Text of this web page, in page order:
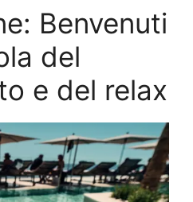
Benvenuti
del
e del relax